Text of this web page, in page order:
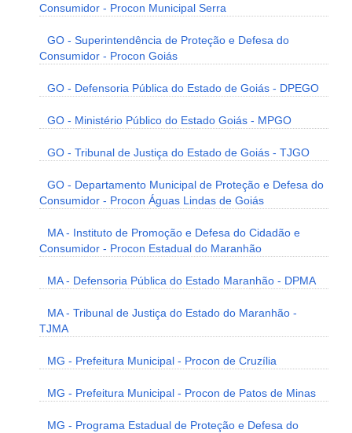
Consumidor - Procon Municipal Serra
GO - Superintendência de Proteção e Defesa do
Consumidor - Procon Goiás
GO - Defensoria Pública do Estado de Goiás - DPEGO
GO - Ministério Público do Estado Goiás - MPGO
GO - Tribunal de Justiça do Estado de Goiás - TJGO
GO - Departamento Municipal de Proteção e Defesa do
Consumidor - Procon Águas Lindas de Goiás
MA - Instituto de Promoção e Defesa do Cidadão e
Consumidor - Procon Estadual do Maranhão
MA - Defensoria Pública do Estado Maranhão - DPMA
MA - Tribunal de Justiça do Estado do Maranhão -
TJMA
MG - Prefeitura Municipal - Procon de Cruzília
MG - Prefeitura Municipal - Procon de Patos de Minas
MG - Programa Estadual de Proteção e Defesa do